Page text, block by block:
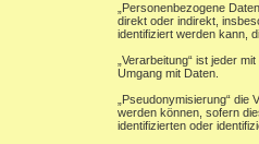
„Personenbezogene
direkt oder indirekt,
identifiziert werden kann,
„Verarbeitung“ ist jeder
Umgang mit Daten.
„Pseudonymisierung“
werden können, sofern
identifizierten oder